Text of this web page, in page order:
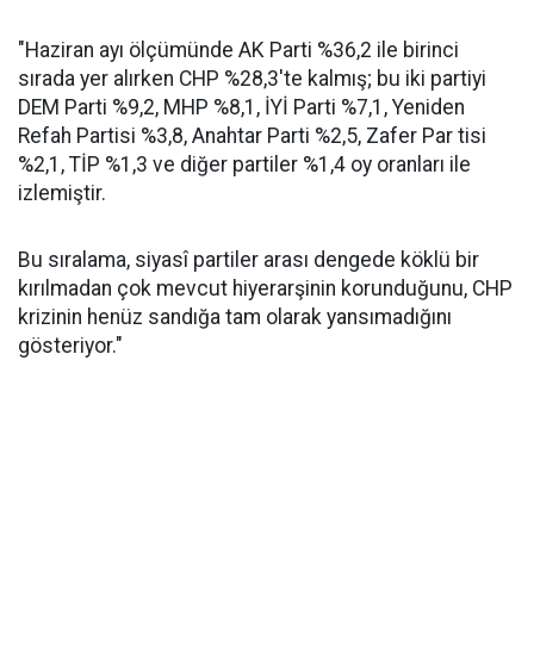
"Haziran ayı ölçümünde AK Parti %36,2 ile birinci
sırada yer alırken CHP %28,3'te kalmış; bu iki partiyi
DEM Parti %9,2, MHP %8,1, İYİ Parti %7,1, Yeniden
Refah Partisi %3,8, Anahtar Parti %2,5, Zafer Par tisi
%2,1, TİP %1,3 ve diğer partiler %1,4 oy oranları ile
izlemiştir.
Bu sıralama, siyasî partiler arası dengede köklü bir
kırılmadan çok mevcut hiyerarşinin korunduğunu, CHP
krizinin henüz sandığa tam olarak yansımadığını
gösteriyor."